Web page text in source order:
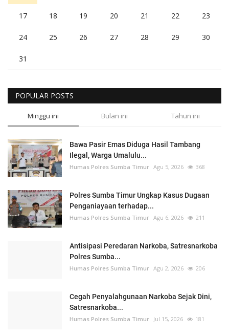
17 18 19 20 21 22 23
24 25 26 27 28 29 30
31
POPULAR POSTS
Minggu ini Bulan ini Tahun ini
Bawa Pasir Emas Diduga Hasil Tambang
Ilegal, Warga Umalulu...
Humas Polres Sumba Timur Agu 5, 2026 368
Polres Sumba Timur Ungkap Kasus Dugaan
Penganiayaan terhadap...
Humas Polres Sumba Timur Agu 6, 2026 211
Antisipasi Peredaran Narkoba, Satresnarkoba
Polres Sumba...
Humas Polres Sumba Timur Agu 2, 2026 206
Cegah Penyalahgunaan Narkoba Sejak Dini,
Satresnarkoba...
Humas Polres Sumba Timur Jul 15, 2026 181